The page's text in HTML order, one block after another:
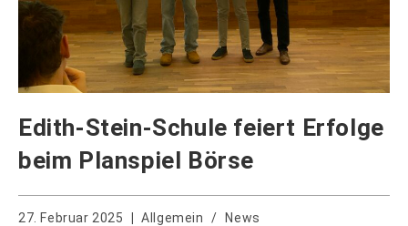
Edith-Stein-Schule feiert Erfolge
beim Planspiel Börse
27. Februar 2025 Allgemein / News